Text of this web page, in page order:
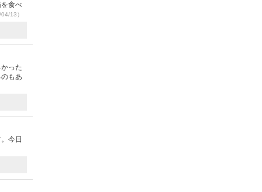
食べ
13）
った
もあ
今日